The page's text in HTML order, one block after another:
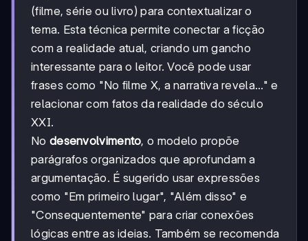
(filme, série ou livro) para contextualizar o
tema. Esta técnica permite conectar a ficção
com a realidade atual, criando um gancho
interessante para o leitor. Você pode usar
frases como "No filme X, a narrativa revela..." e
relacionar com fatos da realidade do século
XXI.
No desenvolvimento, o modelo propõe
parágrafos organizados que aprofundam a
argumentação. É sugerido usar expressões
como "Em primeiro lugar", "Além disso" e
"Consequentemente" para criar conexões
lógicas entre as ideias. Também se recomenda